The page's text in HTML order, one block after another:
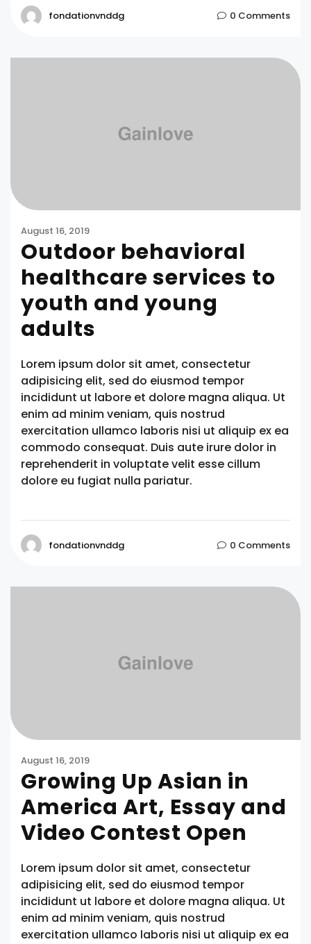
fondationvnddg 0 Comments
August 16, 2019
Outdoor behavioral
healthcare services to
youth and young
adults
Lorem ipsum dolor sit amet, consectetur
adipisicing elit, sed do eiusmod tempor
incididunt ut labore et dolore magna aliqua. Ut
enim ad minim veniam, quis nostrud
exercitation ullamco laboris nisi ut aliquip ex ea
commodo consequat. Duis aute irure dolor in
reprehenderit in voluptate velit esse cillum
dolore eu fugiat nulla pariatur.
fondationvnddg 0 Comments
August 16, 2019
Growing Up Asian in
America Art, Essay and
Video Contest Open
Lorem ipsum dolor sit amet, consectetur
adipisicing elit, sed do eiusmod tempor
incididunt ut labore et dolore magna aliqua. Ut
enim ad minim veniam, quis nostrud
exercitation ullamco laboris nisi ut aliquip ex ea